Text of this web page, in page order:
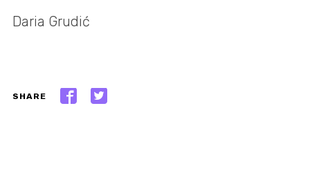
Daria Grudić
SHARE